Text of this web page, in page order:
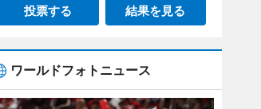
投票する 結果を見る
ワールドフォトニュース